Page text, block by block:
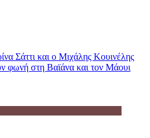
Σάττι και ο Μιχάλης Κουινέλης
φωνή στη Βαϊάνα και τον Μάουι